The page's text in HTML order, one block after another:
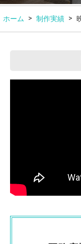
ホーム 制作実績